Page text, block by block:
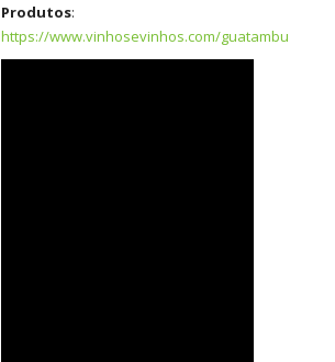
Produtos:
https://www.vinhosevinhos.com/guatambu